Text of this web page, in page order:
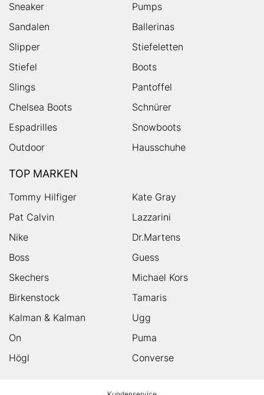
Sneaker
Pumps
Sandalen
Ballerinas
Slipper
Stiefeletten
Stiefel
Boots
Slings
Pantoffel
Chelsea Boots
Schnürer
Espadrilles
Snowboots
Outdoor
Hausschuhe
TOP MARKEN
Tommy Hilfiger
Kate Gray
Pat Calvin
Lazzarini
Nike
Dr.Martens
Boss
Guess
Skechers
Michael Kors
Birkenstock
Tamaris
Kalman & Kalman
Ugg
On
Puma
Högl
Converse